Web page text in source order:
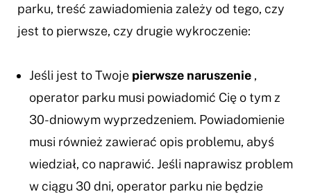
parku, treść zawiadomienia zależy od tego, czy
jest to pierwsze, czy drugie wykroczenie:
Jeśli jest to Twoje pierwsze naruszenie,
operator parku musi powiadomić Cię o tym z
30-dniowym wyprzedzeniem. Powiadomienie
musi również zawierać opis problemu, abyś
wiedział, co naprawić. Jeśli naprawisz problem
w ciągu 30 dni, operator parku nie będzie